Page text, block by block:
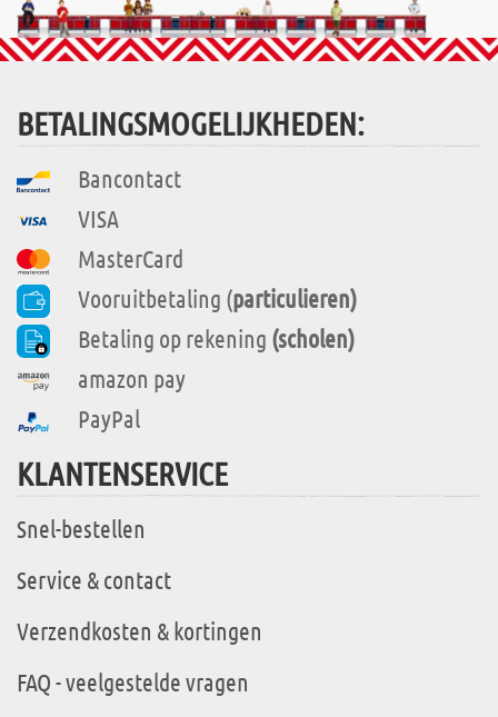
BETALINGSMOGELIJKHEDEN:
Bancontact
VISA
MasterCard
Vooruitbetaling (particulieren)
Betaling op rekening (scholen)
amazon pay
PayPal
KLANTENSERVICE
Snel-bestellen
Service & contact
Verzendkosten & kortingen
FAQ - veelgestelde vragen